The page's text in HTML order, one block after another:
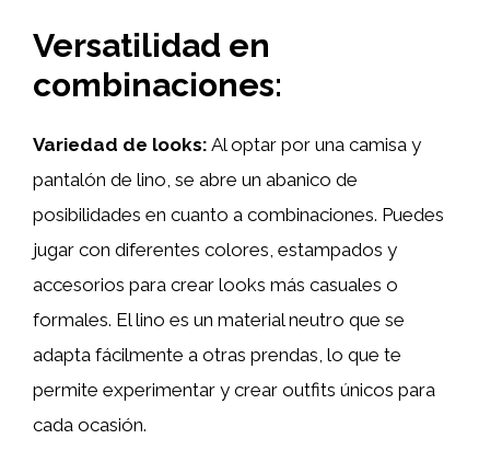
Versatilidad en
combinaciones:
Variedad de looks: Al optar por una camisa y
pantalón de lino, se abre un abanico de
posibilidades en cuanto a combinaciones. Puedes
jugar con diferentes colores, estampados y
accesorios para crear looks más casuales o
formales. El lino es un material neutro que se
adapta fácilmente a otras prendas, lo que te
permite experimentar y crear outfits únicos para
cada ocasión.